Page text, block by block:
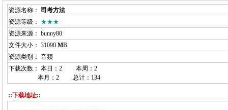
资源名称： 司考方法
资源等级：
★★★
资源来源： bunny80
文件大小： 31090 MB
资源类别： 音频
下载次数： 本日： 2 本周： 2
本月： 2 总计： 134
::下载地址::